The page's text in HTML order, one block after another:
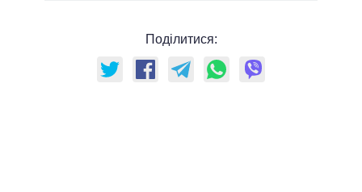
Поділитися: